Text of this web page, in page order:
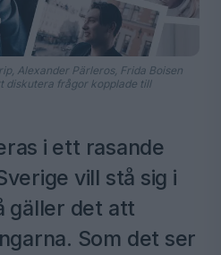
Alexander Pärleros, Frida Boisen
diskutera frågor kopplade till
i ett rasande
vill stå sig i
gäller det att
Som det ser